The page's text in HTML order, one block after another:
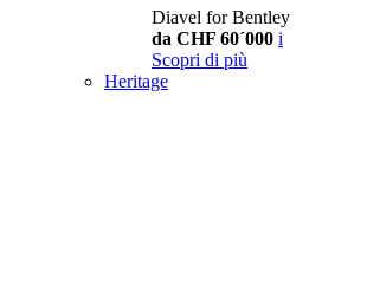
Diavel for Bentley
da CHF 60´000 i
Scopri di più
Heritage